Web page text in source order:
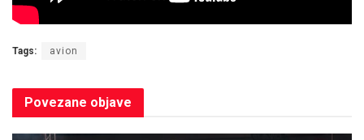
Tags: avion
Povezane objave